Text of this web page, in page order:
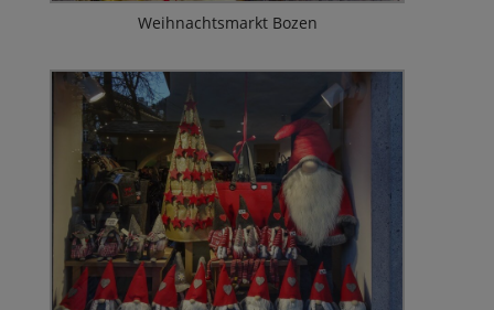
Weihnachtsmarkt Bozen